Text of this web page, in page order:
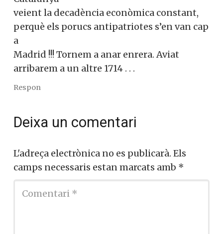
veient la decadència econòmica constant,
perquè els porucs antipatriotes s’en van cap
a
Madrid !!! Tornem a anar enrera. Aviat
arribarem a un altre 1714 . . .
Respon
Deixa un comentari
L'adreça electrònica no es publicarà. Els
camps necessaris estan marcats amb *